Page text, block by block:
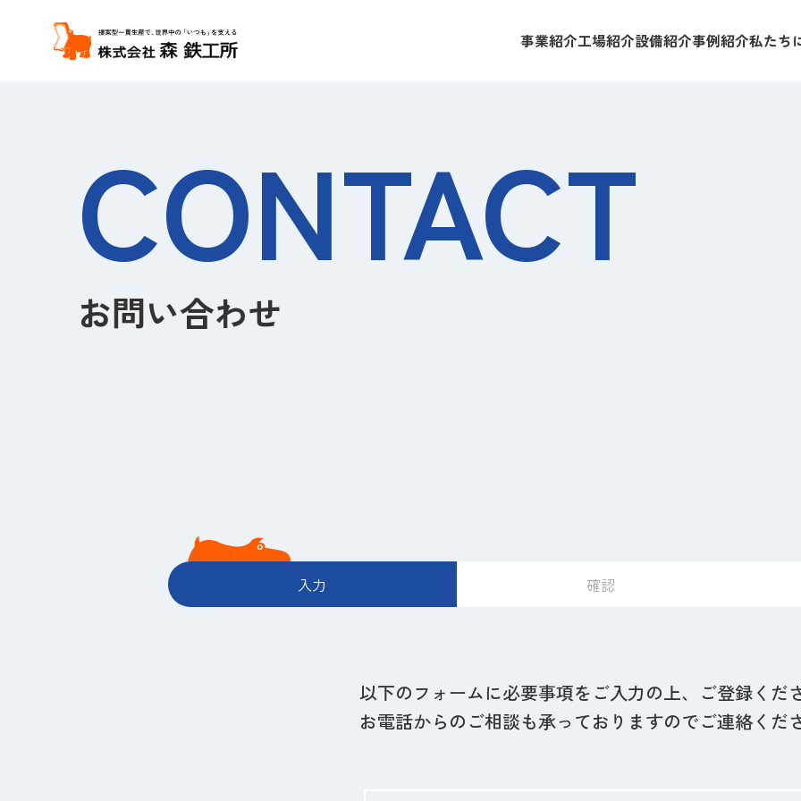
事業紹介
ステンレス／アルミ／その他金属
加工事業
工場紹介設備紹介事例紹介私たち
CONTACT
お問い合わせ
入力 確認
以下のフォームに必要事項をご入力の上、ご登録くださ
お電話からのご相談も承っておりますのでご連絡くださ